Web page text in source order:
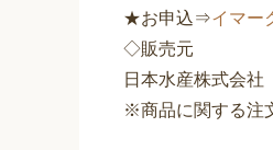
★お申込⇒イマー
◇販売元
日本水産株式会
※商品に関する注